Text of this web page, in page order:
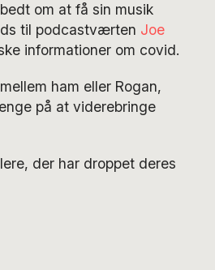
om at få sin musik
til podcastværten Joe
informationer om covid.
ham eller Rogan,
på at viderebringe
der har droppet deres